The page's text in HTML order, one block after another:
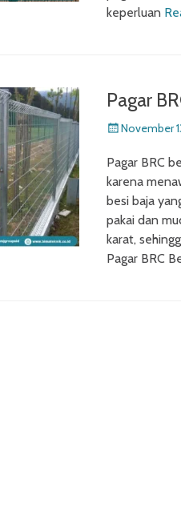
keperluan
Pagar
Posted
November
Pagar BRC
karena
besi baja
pakai dan
karat,
Pagar BRC